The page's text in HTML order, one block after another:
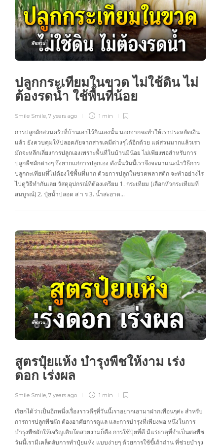
พืชสวน
ปลูกกระเทียมในขวด ไม่ใช้ดิน ไม่
ต้องรดน้ำ ใช้พื้นที่น้อย
Smile Smile 7 years ago 1 min
การปลูกผักสวนครัวที่บ้านเอาไว้กินเองนั้น นอกจากจะทำให้เราประหยัดเงิน
แล้ว ยังควบคุมให้ปลอดภัยจากสารเคมีต่างๆได้อีกด้วย แต่ส่วนมากแล้วเรา
มักจะหลีกเลี่ยงการปลูกเองเพราะพื้นที่ในบ้านมีน้อย ไม่เพียงพอสำหรับการ
ปลูกพืชผักต่างๆ จึงยากแก่การปลูกเอง ดังนั้นวันนี้เราจึงจะมาแนะนำวิธีการ
ปลูกกะเทียมที่ไม่ต้องใช้พื้นที่มาก ด้วยการปลูกในขวดพลาสติก จะทำอย่างไร
ไปดูวิธีทำกันเลย วัสดุอุปกรณ์ที่ต้องเตรียม 1. กระเทียม (เลือกหัวกระเทียมที่
สมบูรณ์) 2. ปุ๋ยน้ำปลอด ส า ร 3. น้ำสะอาด…
พืชสวน
สูตรปุ๋ยแห้ง บำรุงพืชให้งาม เร่ง
ดอก เร่งผล
Smile Smile 7 years ago 1 min
เรียกได้ว่าเป็นอีกหนึ่งเรื่องราวดีๆที่วันนี้เราอยากเอามาฝากเพื่อนๆค่ะ สำหรับ
การการปลูกพืชผัก ต้องอาศัยการดูแล และการบำรุงที่เพียงพอ หนึ่งในการ
บำรุงพืชผักให้เจริญเติบโตสวยงามก็คือ การใช้ปุ๋ยที่ดี มีแร่ธาตุที่จำเป็นต่อพืช
วันนี้เรามีเคล็ดลับการทำปุ๋ยแห้ง แบบง่ายๆ ด้วยการใช้ขี้เถ้าถ่าน ที่ช่วยบำรุง